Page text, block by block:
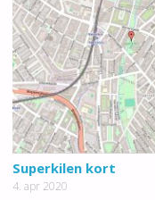
Superkilen kort
4. apr 2020